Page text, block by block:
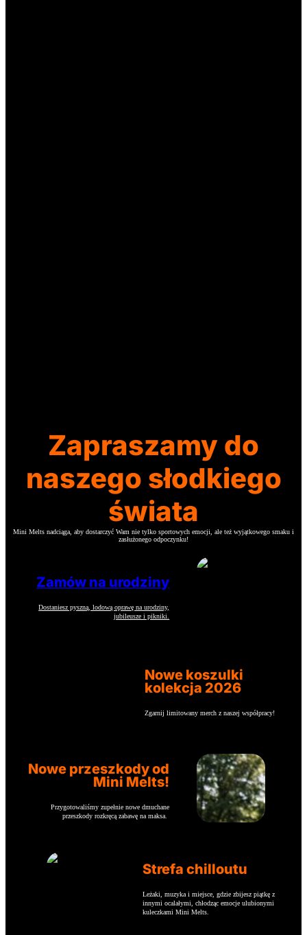
Zapraszamy do
naszego słodkiego
świata
Mini Melts nadciąga, aby dostarczyć Wam nie tylko sportowych emocji, ale też wyjątkowego smaku i
zasłużonego odpoczynku!
Zamów na urodziny
Dostaniesz pyszną, lodową oprawę na urodziny,
jubileusze i pikniki.
Nowe koszulki
kolekcja 2026
Zgarnij limitowany merch z naszej współpracy!
Nowe przeszkody od
Mini Melts!
Przygotowaliśmy zupełnie nowe dmuchane
przeszkody rozkręcą zabawę na maksa.
Strefa chilloutu
Leżaki, muzyka i miejsce, gdzie zbijesz piątkę z
innymi ocalałymi, chłodząc emocje ulubionymi
kuleczkami Mini Melts.